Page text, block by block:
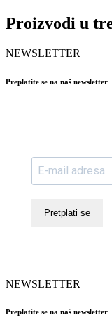
Proizvodi u
NEWSLETTER
Preplatite se na naš newsletter
Pretplati se
NEWSLETTER
Preplatite se na naš newsletter